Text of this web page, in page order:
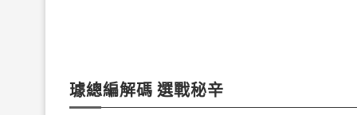
璩總編解碼 選戰秘辛